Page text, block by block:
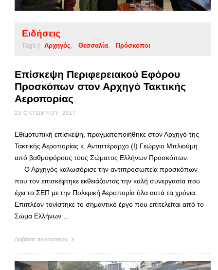
Ειδήσεις
Tags | Αρχηγός Θεσσαλία Πρόσκοποι
Επίσκεψη Περιφερειακού Εφόρου
Προσκόπων στον Αρχηγό Τακτικής
Αεροπορίας
23 ΟΚΤΩΒΡΊΟΥ, 2017
Εθιμοτυπική επίσκεψη, πραγματοποιήθηκε στον Αρχηγό της
Τακτικής Αεροπορίας κ. Αντιπτέραρχο (Ι) Γεώργιο Μπλιούμη
από βαθμοφόρους τους Σώματος Ελλήνων Προσκόπων.
Ο Αρχηγός καλωσόρισε την αντιπροσωπεία προσκόπων
που τον επισκέφτηκε εκθειάζοντας την καλή συνεργασία που
έχει το ΣΕΠ με την Πολεμική Αεροπορία όλα αυτά τα χρόνια.
Επιπλέον τονίστηκε το σημαντικό έργο που επιτελείται από το
Σώμα Ελλήνων …
Διαβάστε περισσότερα